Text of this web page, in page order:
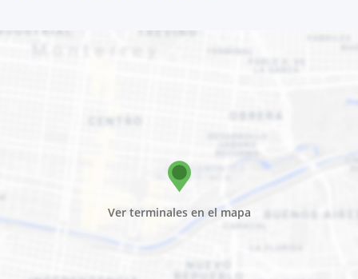
Ver terminales en el mapa